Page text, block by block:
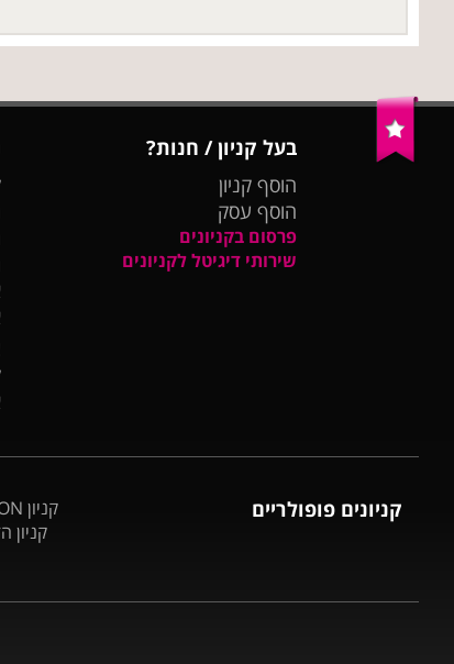
בעל קניון / חנות?
הוסף קניון
הוסף עסק
פרסום בקניונים
שירותי דיגיטל לקניונים
קניונים פופולריים קניון BIG FASHION אשדוד
קניון